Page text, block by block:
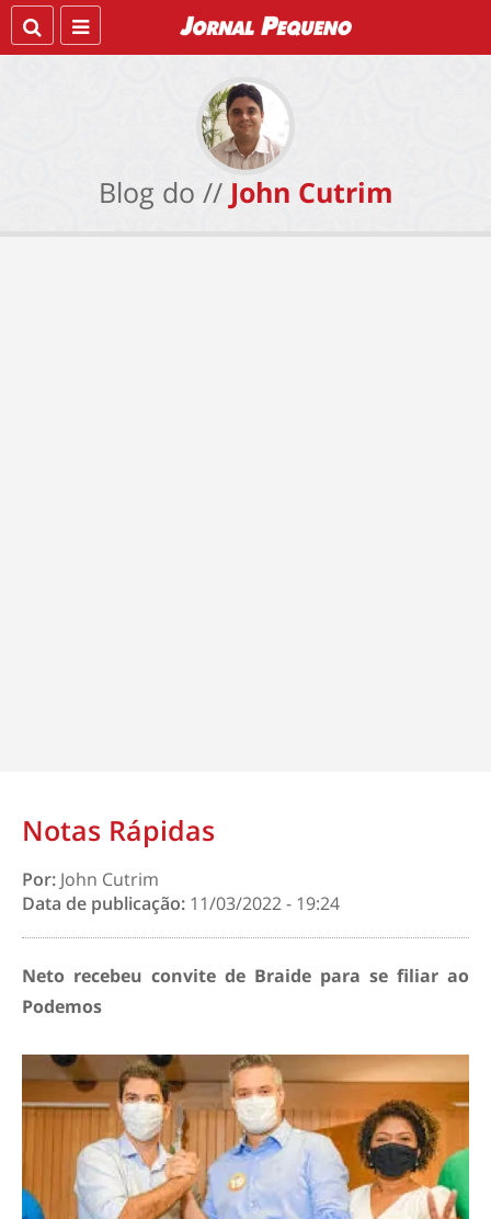
Blog do // John Cutrim
Notas Rápidas
Por: John Cutrim
Data de publicação: 11/03/2022 - 19:24
Neto recebeu convite de Braide para se filiar ao
Podemos